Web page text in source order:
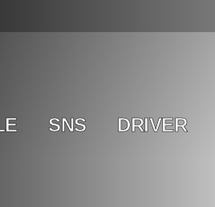
SNS DRIVER